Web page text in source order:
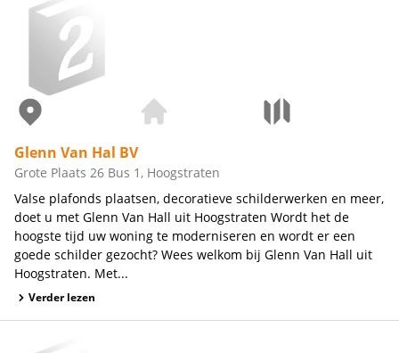
Glenn Van Hal BV
Grote Plaats 26 Bus 1, Hoogstraten
Valse plafonds plaatsen, decoratieve schilderwerken en meer,
doet u met Glenn Van Hall uit Hoogstraten Wordt het de
hoogste tijd uw woning te moderniseren en wordt er een
goede schilder gezocht? Wees welkom bij Glenn Van Hall uit
Hoogstraten. Met...
Verder lezen